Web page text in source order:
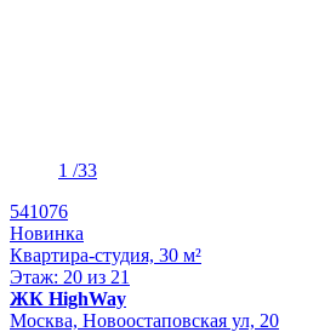
1 /33
541076
Новинка
Квартира-студия, 30 м²
Этаж: 20 из 21
ЖК HighWay
Москва, Новоостаповская ул, 20